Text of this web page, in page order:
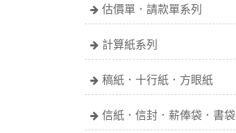
估價單．請款單系列
計算紙系列
稿紙．十行紙．方眼紙
信紙．信封．薪俸袋．書袋